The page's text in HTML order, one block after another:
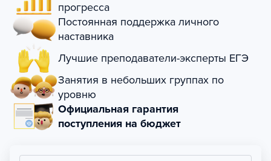
прогресса
Постоянная поддержка личного
наставника
Лучшие преподаватели-эксперты ЕГЭ
Занятия в небольших группах по
уровню
Официальная гарантия
поступления на бюджет